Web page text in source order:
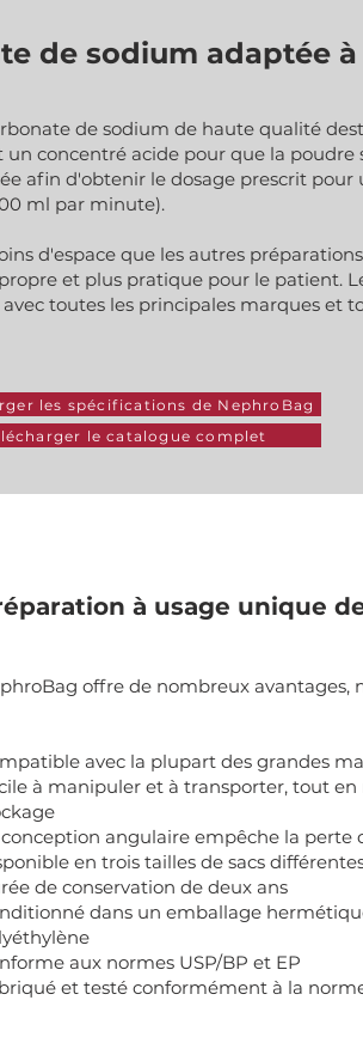
de sodium adaptée
de sodium de haute qualité
concentré acide pour que la
afin d'obtenir le dosage prescrit pour
ml par minute).
d'espace que les autres
et plus pratique pour le patient.
toutes les principales marques et
les spécifications de NephroBag
le catalogue complet
à usage unique
offre de nombreux avantages,
avec la plupart des grandes
à manipuler et à transporter, tout
conception angulaire empêche la
en trois tailles de sacs
de conservation de deux ans
dans un emballage
aux normes USP/BP et EP
et testé conformément à la